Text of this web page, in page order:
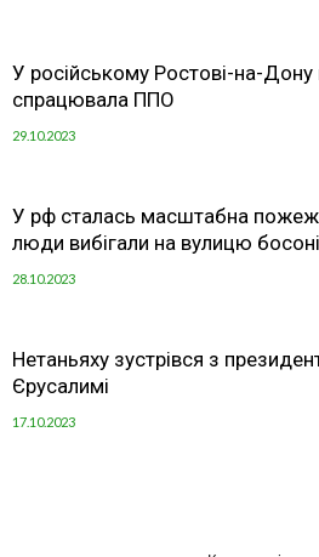
У російському Ростові-на-Дону
спрацювала ППО
29.10.2023
У рф сталась масштабна
люди вибігали на вулицю
28.10.2023
Нетаньяху зустрівся з
Єрусалимі
17.10.2023